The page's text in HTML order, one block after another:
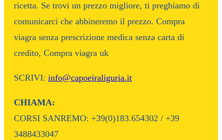
ricetta. Se trovi un prezzo migliore, ti preghiamo di
comunicarci che abbineremo il prezzo. Compra
viagra senza prescrizione medica senza carta di
credito, Compra viagra uk
SCRIVI: info@capoeiraliguria.it
CHIAMA:
CORSI SANREMO: +39(0)183.654302 / +39
3488433047